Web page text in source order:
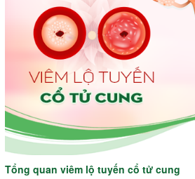
Tổng quan viêm lộ tuyến cổ tử cung